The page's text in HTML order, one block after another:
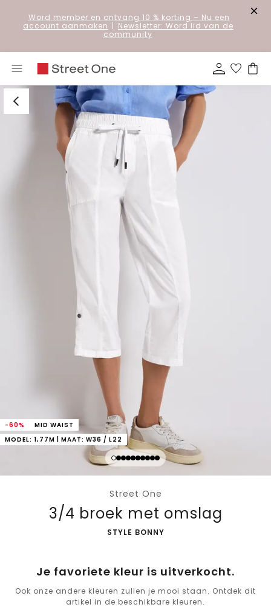
Word member en ontvang 10 % korting – Nu een
account aanmaken | Newsletter: Word lid van de
community
-60%
MID WAIST
MODEL: 1,77M | MAAT: W36 / L22
Street One
3/4 broek met omslag
-
STYLE BONNY
Je favoriete kleur is uitverkocht.
Ook onze andere kleuren zullen je mooi staan. Ontdek dit
artikel in de beschikbare kleuren.